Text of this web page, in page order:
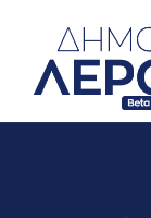
Αρχική